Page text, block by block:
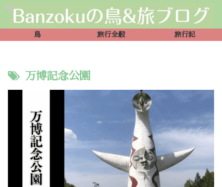
鳥 旅行全般 旅行記
万博記念公園